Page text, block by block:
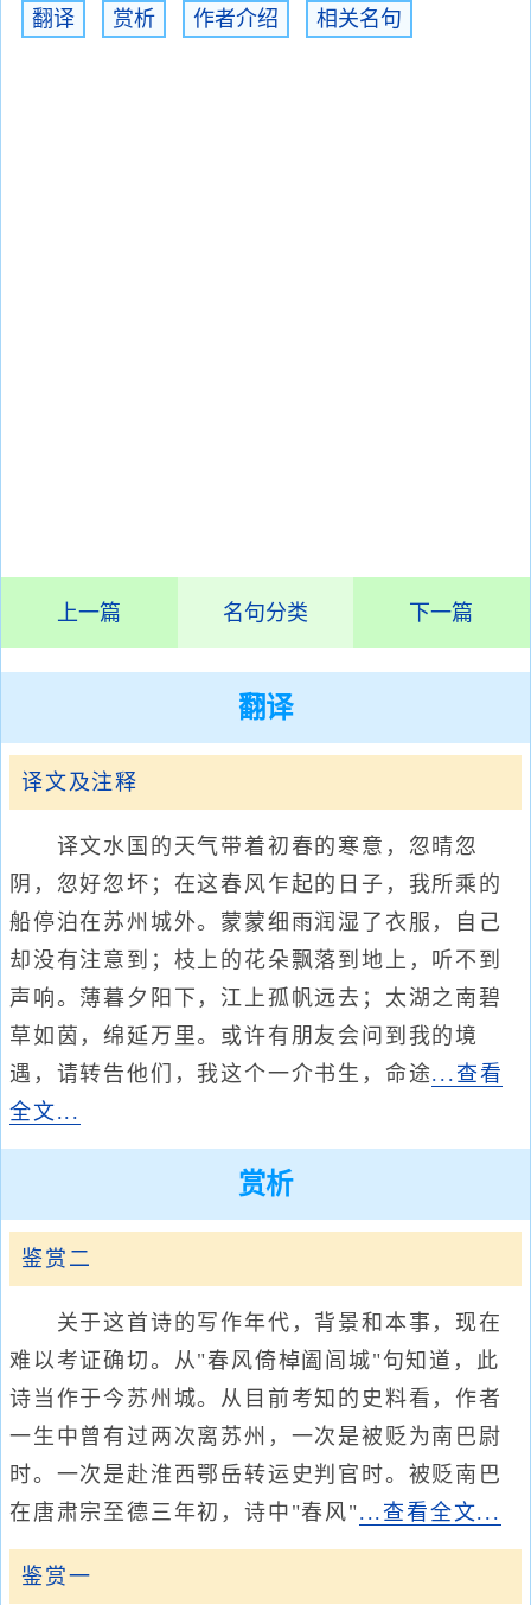
翻译 赏析 作者介绍 相关名句
上一篇 名句分类 下一篇
翻译
译文及注释
译文水国的天气带着初春的寒意，忽晴忽
阴，忽好忽坏；在这春风乍起的日子，我所乘的
船停泊在苏州城外。蒙蒙细雨润湿了衣服，自己
却没有注意到；枝上的花朵飘落到地上，听不到
声响。薄暮夕阳下，江上孤帆远去；太湖之南碧
草如茵，绵延万里。或许有朋友会问到我的境
遇，请转告他们，我这个一介书生，命途...查看
全文...
赏析
鉴赏二
关于这首诗的写作年代，背景和本事，现在
难以考证确切。从"春风倚棹阖闾城"句知道，此
诗当作于今苏州城。从目前考知的史料看，作者
一生中曾有过两次离苏州，一次是被贬为南巴尉
时。一次是赴淮西鄂岳转运史判官时。被贬南巴
在唐肃宗至德三年初，诗中"春风"...查看全文...
鉴赏一